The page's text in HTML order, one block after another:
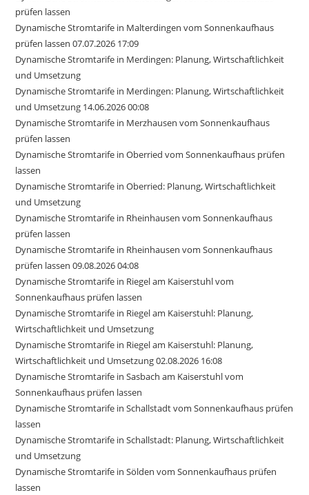
prüfen lassen
Dynamische Stromtarife in Malterdingen vom Sonnenkaufhaus
prüfen lassen 07.07.2026 17:09
Dynamische Stromtarife in Merdingen: Planung, Wirtschaftlichkeit
und Umsetzung
Dynamische Stromtarife in Merdingen: Planung, Wirtschaftlichkeit
und Umsetzung 14.06.2026 00:08
Dynamische Stromtarife in Merzhausen vom Sonnenkaufhaus
prüfen lassen
Dynamische Stromtarife in Oberried vom Sonnenkaufhaus prüfen
lassen
Dynamische Stromtarife in Oberried: Planung, Wirtschaftlichkeit
und Umsetzung
Dynamische Stromtarife in Rheinhausen vom Sonnenkaufhaus
prüfen lassen
Dynamische Stromtarife in Rheinhausen vom Sonnenkaufhaus
prüfen lassen 09.08.2026 04:08
Dynamische Stromtarife in Riegel am Kaiserstuhl vom
Sonnenkaufhaus prüfen lassen
Dynamische Stromtarife in Riegel am Kaiserstuhl: Planung,
Wirtschaftlichkeit und Umsetzung
Dynamische Stromtarife in Riegel am Kaiserstuhl: Planung,
Wirtschaftlichkeit und Umsetzung 02.08.2026 16:08
Dynamische Stromtarife in Sasbach am Kaiserstuhl vom
Sonnenkaufhaus prüfen lassen
Dynamische Stromtarife in Schallstadt vom Sonnenkaufhaus prüfen
lassen
Dynamische Stromtarife in Schallstadt: Planung, Wirtschaftlichkeit
und Umsetzung
Dynamische Stromtarife in Sölden vom Sonnenkaufhaus prüfen
lassen